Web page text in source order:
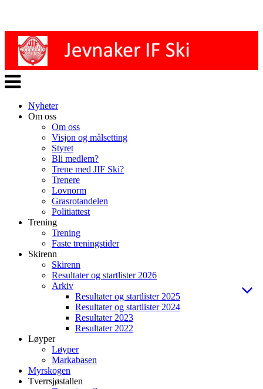
Veksle
navigasjon
Nyheter
Om oss
Om oss
Visjon og målsetting
Styret
Bli medlem?
Trene med JIF Ski?
Trenere
Lovnorm
Grasrotandelen
Politiattest
Trening
Trening
Faste treningstider
Skirenn
Skirenn
Resultater og startlister 2026
Arkiv
Resultater og startlister 2025
Resultater og startlister 2024
Resultater 2023
Resultater 2022
Løyper
Løyper
Markabasen
Myrskogen
Tverrsjøstallen